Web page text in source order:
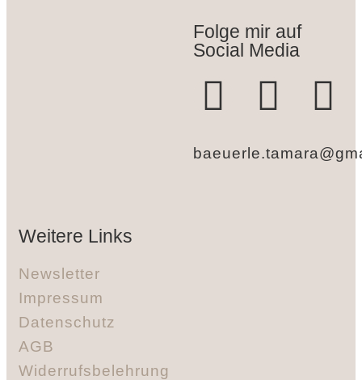
Folge mir auf
Social Media
Weitere Links
Newsletter
Impressum
Datenschutz
AGB
Widerrufsbelehrung